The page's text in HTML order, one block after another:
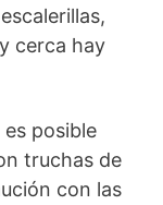
cerca hay
posible
truchas de
con las